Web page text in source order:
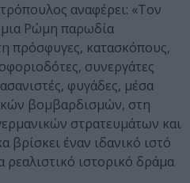
αναφέρει: «Τον
Ρώμη παρωδία
πρόσφυγες, κατασκόπους,
συνεργάτες
φυγάδες, μέσα
βομβαρδισμών, στη
στρατευμάτων και
βρίσκει έναν ιδανικό ιστό
ρεαλιστικό ιστορικό δράμα